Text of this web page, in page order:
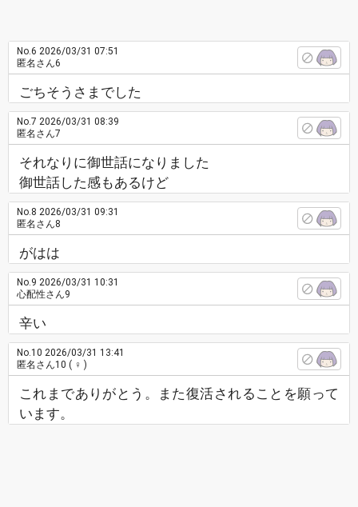
No.6 2026/03/31 07:51
匿名さん6
ごちそうさまでした
No.7 2026/03/31 08:39
匿名さん7
それなりに御世話になりました
御世話した感もあるけど
No.8 2026/03/31 09:31
匿名さん8
がはは
No.9 2026/03/31 10:31
心配性さん9
辛い
No.10 2026/03/31 13:41
匿名さん10 ( ♀ )
これまでありがとう。また復活されることを願って
います。